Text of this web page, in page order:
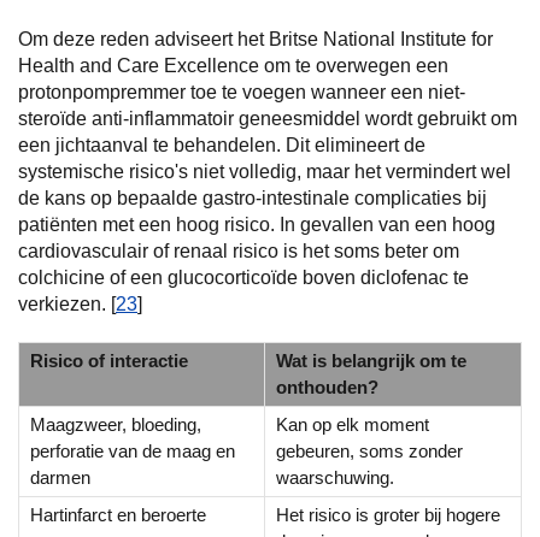
Om deze reden adviseert het Britse National Institute for
Health and Care Excellence om te overwegen een
protonpompremmer toe te voegen wanneer een niet-
steroïde anti-inflammatoir geneesmiddel wordt gebruikt om
een jichtaanval te behandelen. Dit elimineert de
systemische risico's niet volledig, maar het vermindert wel
de kans op bepaalde gastro-intestinale complicaties bij
patiënten met een hoog risico. In gevallen van een hoog
cardiovasculair of renaal risico is het soms beter om
colchicine of een glucocorticoïde boven diclofenac te
verkiezen. [23]
Risico of interactie
Wat is belangrijk om te
onthouden?
Maagzweer, bloeding,
perforatie van de maag en
darmen
Kan op elk moment
gebeuren, soms zonder
waarschuwing.
Hartinfarct en beroerte
Het risico is groter bij hogere